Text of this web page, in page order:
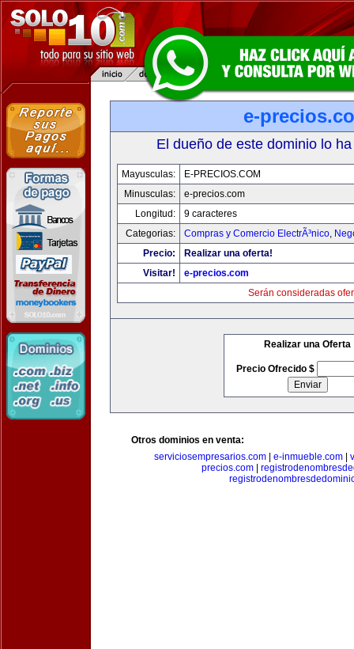
e-
El dueño de este dominio lo
Mayusculas:
E-PRECIOS.COM
Minusculas:
e-precios.com
Longitud:
9 caracteres
Categorias:
Compras y Comercio ElectrÃ³nico,
Precio:
Realizar una oferta!
Visitar!
e-precios.com
Serán consideradas
Realizar una Oferta
Precio Ofrecido $
Otros dominios en venta:
serviciosempresarios.com| e-inmueble.com|
precios.com